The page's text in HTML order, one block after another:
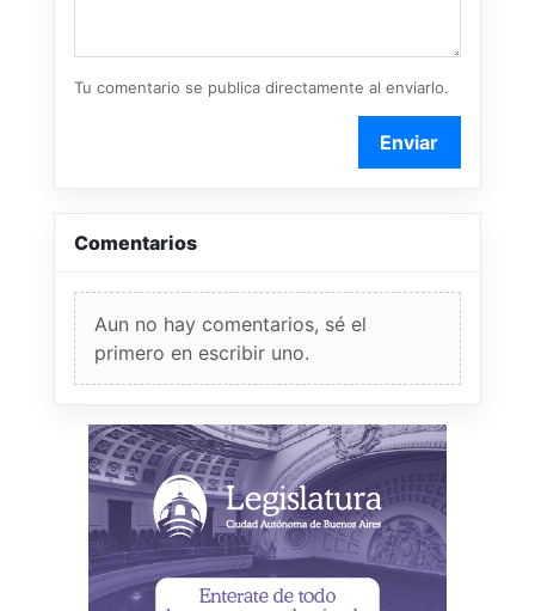
Tu comentario se publica directamente al enviarlo.
Enviar
Comentarios
Aun no hay comentarios, sé el
primero en escribir uno.